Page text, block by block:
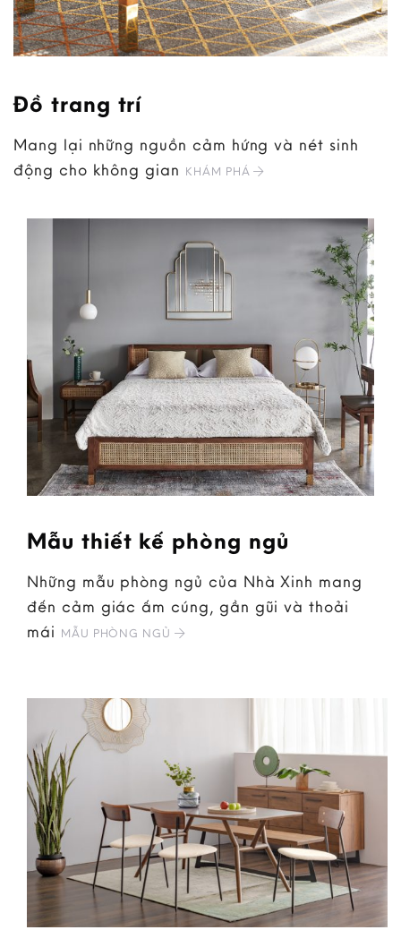
Đồ trang trí
Mang lại những nguồn cảm hứng và nét sinh
động cho không gian KHÁM PHÁ
Mẫu thiết kế phòng ngủ
Những mẫu phòng ngủ của Nhà Xinh mang
đến cảm giác ấm cúng, gần gũi và thoải
mái MẪU PHÒNG NGỦ